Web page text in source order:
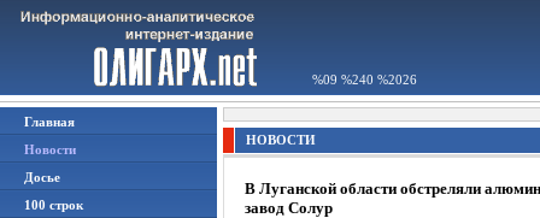
%09 %240 %2026
Главная
Новости
Досье
100 строк
НОВОСТИ
В Луганской области обстреляли
завод Солур